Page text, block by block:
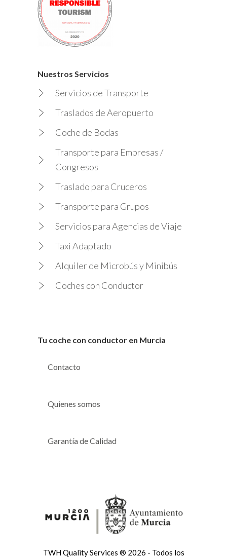
Nuestros Servicios
Servicios de Transporte
Traslados de Aeropuerto
Coche de Bodas
Transporte para Empresas /
Congresos
Traslado para Cruceros
Transporte para Grupos
Servicios para Agencias de Viaje
Taxi Adaptado
Alquiler de Microbús y Minibús
Coches con Conductor
Tu coche con conductor en Murcia
Contacto
Quienes somos
Garantía de Calidad
TWH Quality Services ® 2026 - Todos los